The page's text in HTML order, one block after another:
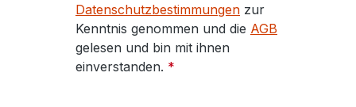
Datenschutzbestimmungen zur
Kenntnis genommen und die AGB
gelesen und bin mit ihnen
einverstanden. *